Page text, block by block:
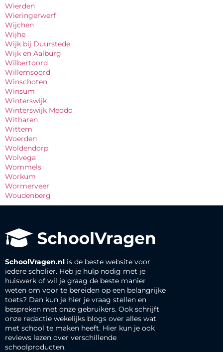
Wierden
Wieringerwerf
Wijchen
Wijhe
Wijk bij Duurstede
Wijk en Aalburg
Wilbertoord
Willemsoord
Winschoten
Winsum
Winterswijk
Winterswijk Meddo
Witharen
Wittem
Woerden
Woldendorp
Wolvega
Wommels
Workum
Wormerveer
Woudenberg
SchoolVragen.nl is de beste website voor
iedere scholier. Heb je hulp nodig met je
huiswerk of wil je graag de beste manier
weten om voor te bereiden op een belangrijke
toets? Dan kun je hier je vraag stellen en
bespreken met onze gebruikers. Ook schrijft
onze redactie wekelijks blogs over alles wat
met school te maken heeft. Hier kun je ook
reviews lezen over verschillende
schoolproducten.